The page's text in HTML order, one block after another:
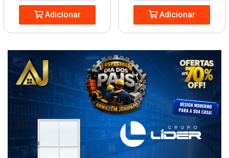
Adicionar Adicionar